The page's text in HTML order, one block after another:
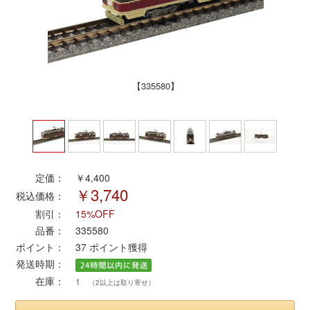
Bトレインショーティー
タカラトミー（プラレール）
ポポンデッタ
さんけい
トラムウェイ
天賞堂
【335580】
定価：
￥4,400
税込価格：
￥3,740
割引：
15%OFF
品番：
335580
ポイント：
37 ポイント獲得
発送時期：
在庫：
1 （2以上は取り寄せ）